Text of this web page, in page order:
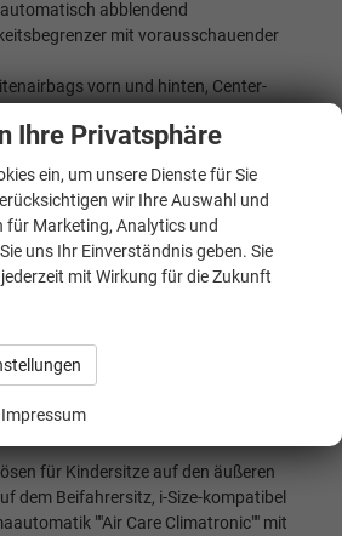
abblendend
mit vorausschauender
vorn und hinten, Center-
""Front Assist"" mit Fußgänger- und
Assist Pro"", inkl. Einparkhilfe
einstell-, anklapp- und
abblendend, Memory-Funktion
in den Türen, Dekoreinlagen vorn
für Kindersitze auf den äußeren
dem Beifahrersitz, i-Size-kompatibel
""Air Care Climatronic"" mit
Ihre Privatsphäre
ein, um unsere Dienste für Sie
wir Ihre Auswahl und
für Marketing, Analytics und
uns Ihr Einverständnis geben. Sie
mit Wirkung für die Zukunft
Impressum